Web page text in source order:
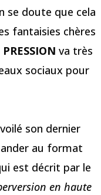
se doute que cela
fantaisies chères
va très
sociaux pour
son dernier
au format
est décrit par le
en haute